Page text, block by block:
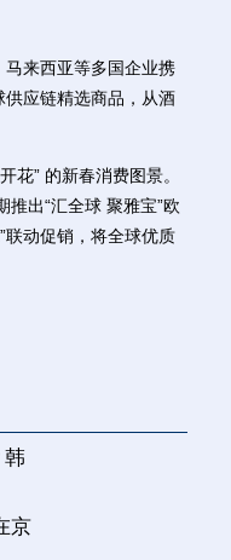
来西亚等多国企业携
应链精选商品，从酒
” 的新春消费图景。
出“汇全球 聚雅宝”欧
联动促销，将全球优质
韩
京